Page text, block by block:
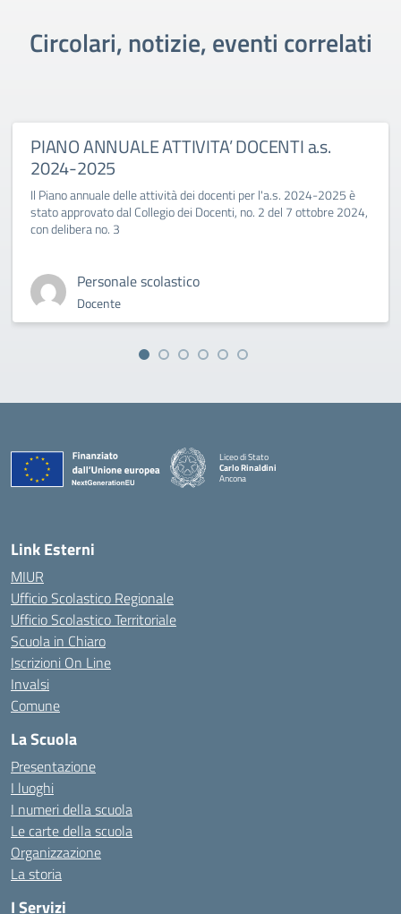
Circolari, notizie, eventi correlati
PIANO ANNUALE ATTIVITA’ DOCENTI a.s.
2024-2025
Il Piano annuale delle attività dei docenti per l'a.s. 2024-2025 è
stato approvato dal Collegio dei Docenti, no. 2 del 7 ottobre 2024,
con delibera no. 3
Personale scolastico
Docente
Liceo di Stato
Carlo Rinaldini
Ancona
Link Esterni
MIUR
Ufficio Scolastico Regionale
Ufficio Scolastico Territoriale
Scuola in Chiaro
Iscrizioni On Line
Invalsi
Comune
La Scuola
Presentazione
I luoghi
I numeri della scuola
Le carte della scuola
Organizzazione
La storia
I Servizi